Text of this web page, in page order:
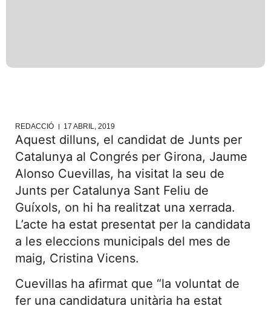
REDACCIÓ 17 ABRIL, 2019
Aquest dilluns, el candidat de Junts per
Catalunya al Congrés per Girona, Jaume
Alonso Cuevillas, ha visitat la seu de
Junts per Catalunya Sant Feliu de
Guíxols, on hi ha realitzat una xerrada.
L’acte ha estat presentat per la candidata
a les eleccions municipals del mes de
maig, Cristina Vicens.
Cuevillas ha afirmat que “la voluntat de
fer una candidatura unitària ha estat